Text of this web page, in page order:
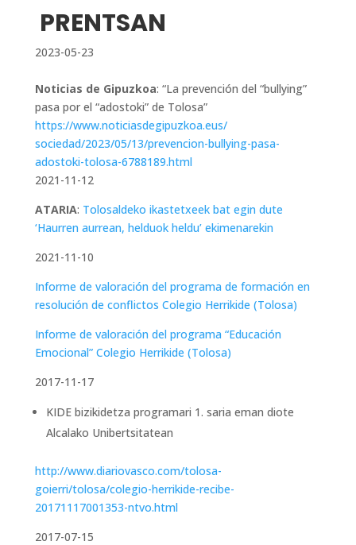
PRENTSAN
2023-05-23
Noticias de Gipuzkoa: “La prevención del “bullying”
pasa por el “adostoki” de Tolosa”
https://www.noticiasdegipuzkoa.eus/
sociedad/2023/05/13/prevencion-bullying-pasa-
adostoki-tolosa-6788189.html
2021-11-12
ATARIA: Tolosaldeko ikastetxeek bat egin dute
‘Haurren aurrean, helduok heldu’ ekimenarekin
2021-11-10
Informe de valoración del programa de formación en
resolución de conflictos Colegio Herrikide (Tolosa)
Informe de valoración del programa “Educación
Emocional” Colegio Herrikide (Tolosa)
2017-11-17
KIDE bizikidetza programari 1. saria eman diote
Alcalako Unibertsitatean
http://www.diariovasco.com/tolosa-
goierri/tolosa/colegio-herrikide-recibe-
20171117001353-ntvo.html
2017-07-15